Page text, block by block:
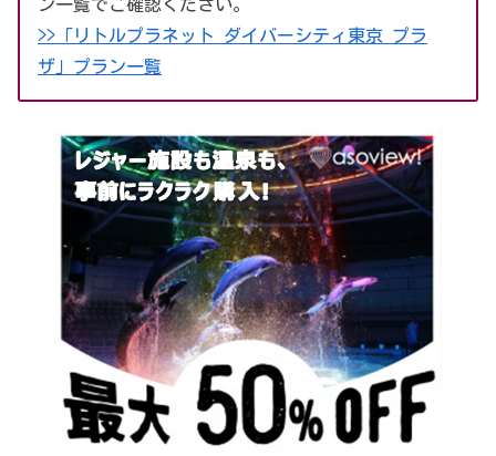
ン一覧でご確認ください。
>>「リトルプラネット ダイバーシティ東京 プラ
ザ」プラン一覧